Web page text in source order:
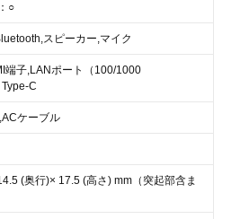
○
スピーカー,マイク
端子,LANポート（100/1000
C
ケーブル
(奥行)× 17.5 (高さ) mm（突起部含ま